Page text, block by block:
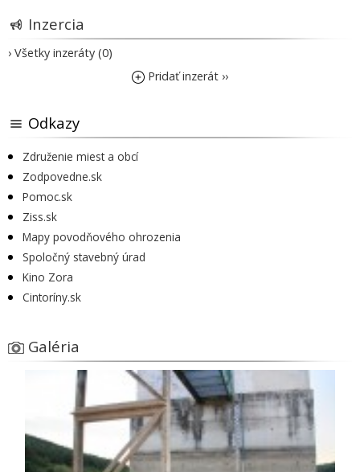
Inzercia
› Všetky inzeráty (0)
Pridať inzerát ››
Odkazy
Združenie miest a obcí
Zodpovedne.sk
Pomoc.sk
Ziss.sk
Mapy povodňového ohrozenia
Spoločný stavebný úrad
Kino Zora
Cintoríny.sk
Galéria